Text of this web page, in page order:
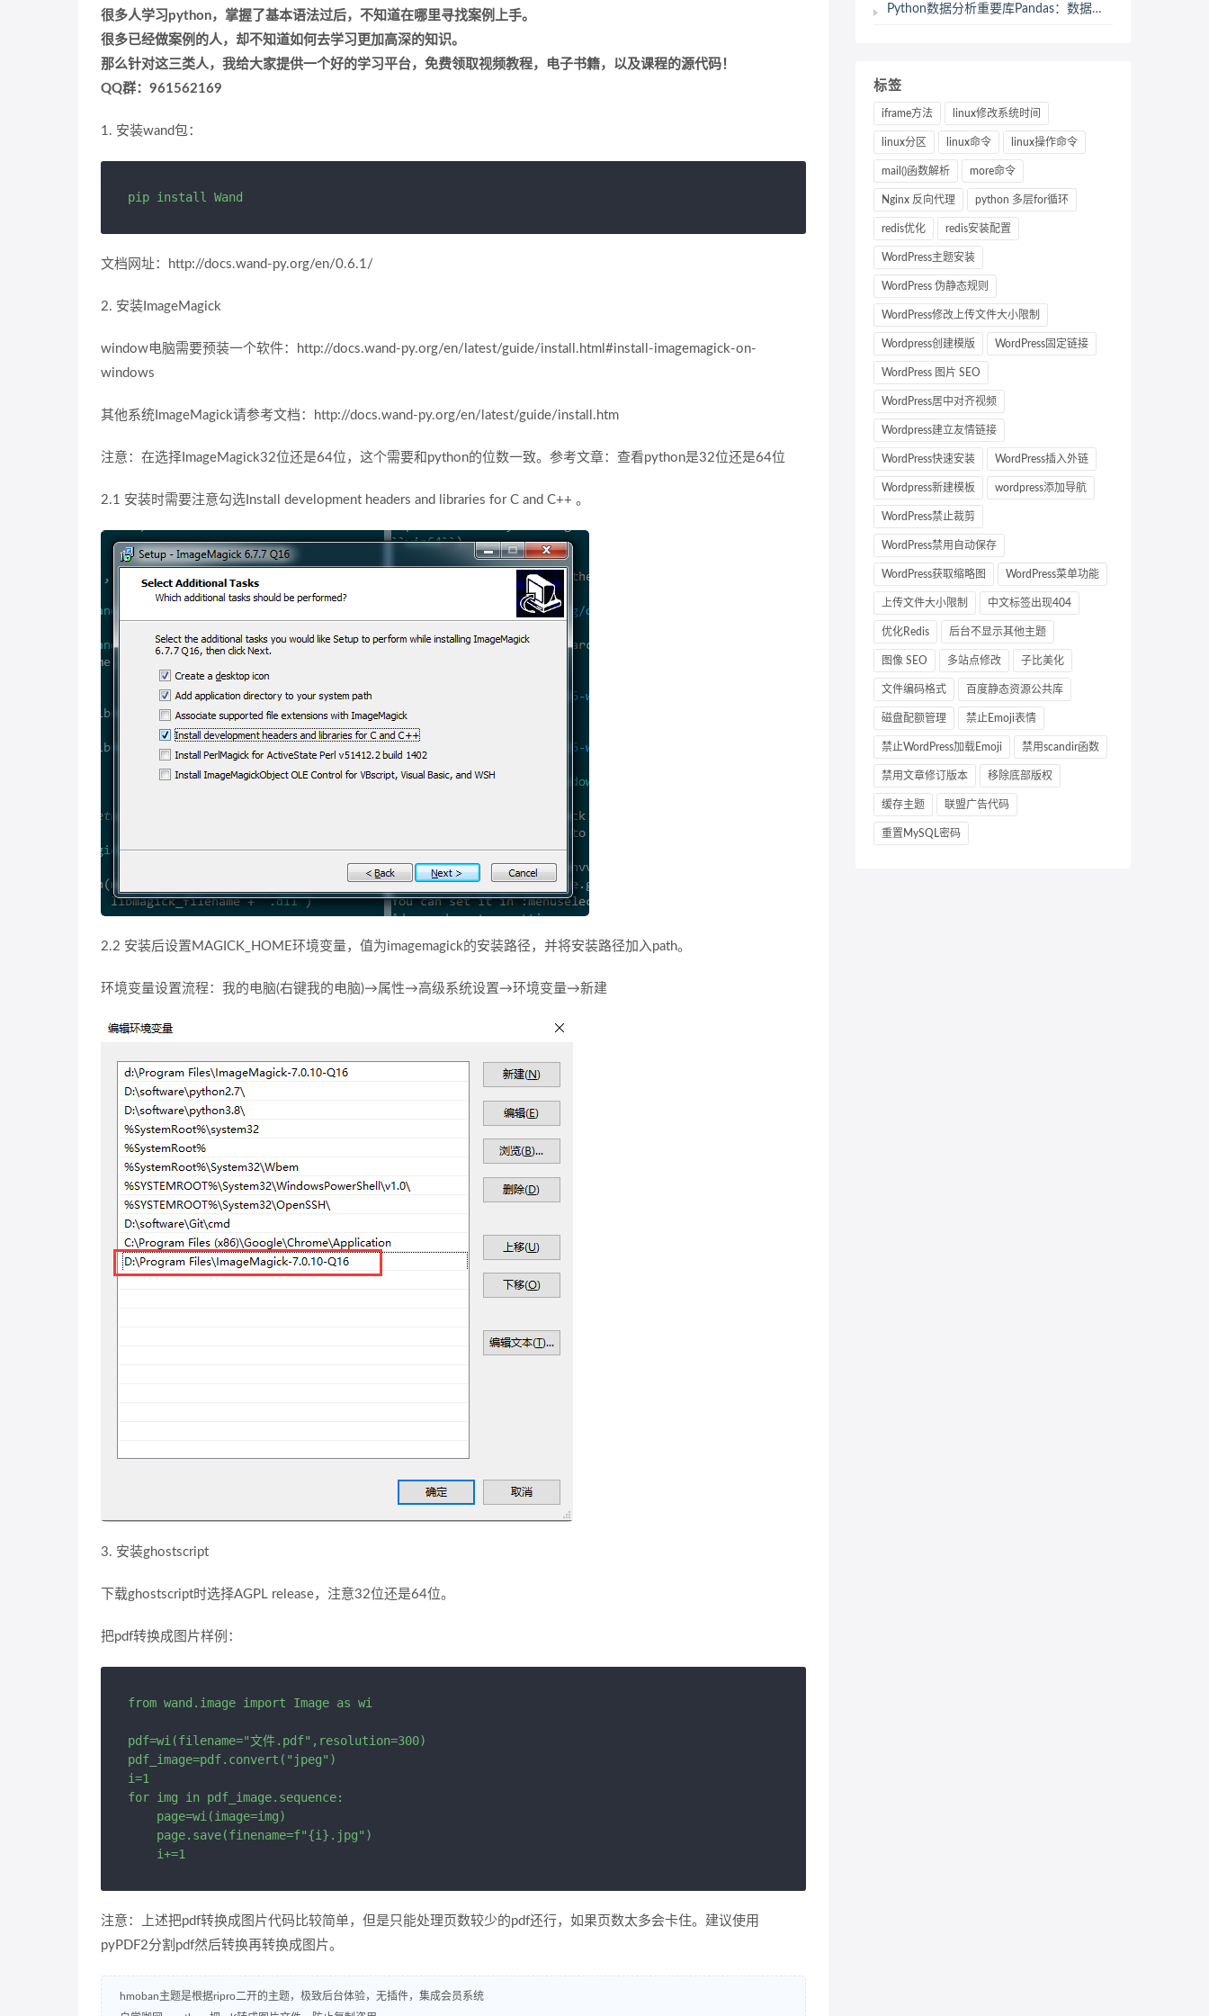
很多人学习python，掌握了基本语法过后，不知道在哪里寻找案例上手。
很多已经做案例的人，却不知道如何去学习更加高深的知识。
那么针对这三类人，我给大家提供一个好的学习平台，免费领取视频教程，电子书籍，以及课程的源代码！
QQ群：961562169
1. 安装wand包：
pip install Wand
文档网址：http://docs.wand-py.org/en/0.6.1/
2. 安装ImageMagick
window电脑需要预装一个软件：http://docs.wand-py.org/en/latest/guide/install.html#install-imagemagick-on-
windows
其他系统ImageMagick请参考文档：http://docs.wand-py.org/en/latest/guide/install.htm
注意：在选择ImageMagick32位还是64位，这个需要和python的位数一致。参考文章：查看python是32位还是64位
2.1 安装时需要注意勾选Install development headers and libraries for C and C++ 。
2.2 安装后设置MAGICK_HOME环境变量，值为imagemagick的安装路径，并将安装路径加入path。
环境变量设置流程：我的电脑(右键我的电脑)→属性→高级系统设置→环境变量→新建
3. 安装ghostscript
下载ghostscript时选择AGPL release，注意32位还是64位。
把pdf转换成图片样例：
from wand.image import Image as wi
pdf=wi(filename="文件.pdf",resolution=300)
pdf_image=pdf.convert("jpeg")
i=1
for img in pdf_image.sequence:
page=wi(image=img)
page.save(finename=f"{i}.jpg")
i+=1
注意：上述把pdf转换成图片代码比较简单，但是只能处理页数较少的pdf还行，如果页数太多会卡住。建议使用
pyPDF2分割pdf然后转换再转换成图片。
hmoban主题是根据ripro二开的主题，极致后台体验，无插件，集成会员系统
Python数据分析重要库Pandas：数据清洗后的数据整合
标签
iframe方法 linux修改系统时间
linux分区 linux命令 linux操作命令
mail()函数解析 more命令
Nginx 反向代理 python 多层for循环
redis优化 redis安装配置
WordPress主题安装
WordPress 伪静态规则
WordPress修改上传文件大小限制
Wordpress创建模版 WordPress固定链接
WordPress 图片 SEO
WordPress居中对齐视频
Wordpress建立友情链接
WordPress快速安装 WordPress插入外链
Wordpress新建模板 wordpress添加导航
WordPress禁止裁剪
WordPress禁用自动保存
WordPress获取缩略图 WordPress菜单功能
上传文件大小限制 中文标签出现404
优化Redis 后台不显示其他主题
图像 SEO 多站点修改 子比美化
文件编码格式 百度静态资源公共库
磁盘配额管理 禁止Emoji表情
禁止WordPress加载Emoji 禁用scandir函数
禁用文章修订版本 移除底部版权
缓存主题 联盟广告代码
重置MySQL密码